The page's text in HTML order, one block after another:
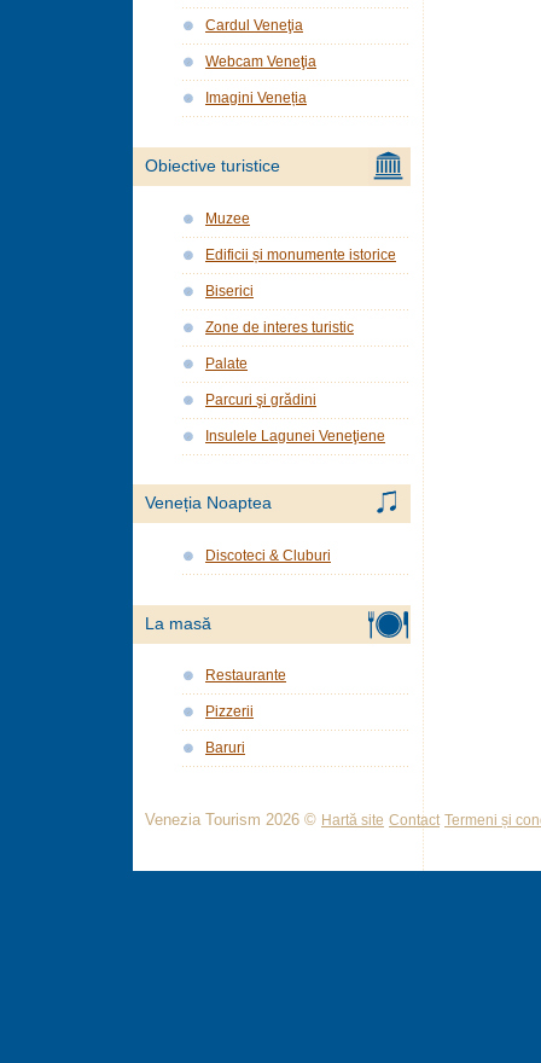
Cardul Veneţia
Webcam Veneţia
Imagini Veneția
Obiective turistice
Muzee
Edificii și monumente istorice
Biserici
Zone de interes turistic
Palate
Parcuri şi grădini
Insulele Lagunei Veneţiene
Veneția Noaptea
Discoteci & Cluburi
La masă
Restaurante
Pizzerii
Baruri
Venezia Tourism 2026 © Hartă site Contact Termeni și